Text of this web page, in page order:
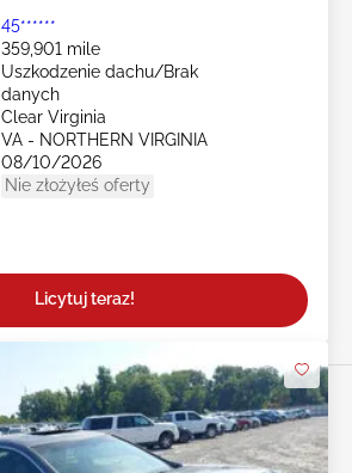
45******
359,901 mile
Uszkodzenie dachu/Brak
danych
Clear Virginia
VA - NORTHERN VIRGINIA
08/10/2026
Nie złożyłeś oferty
Licytuj teraz!